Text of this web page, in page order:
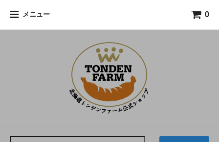
メニュー 0